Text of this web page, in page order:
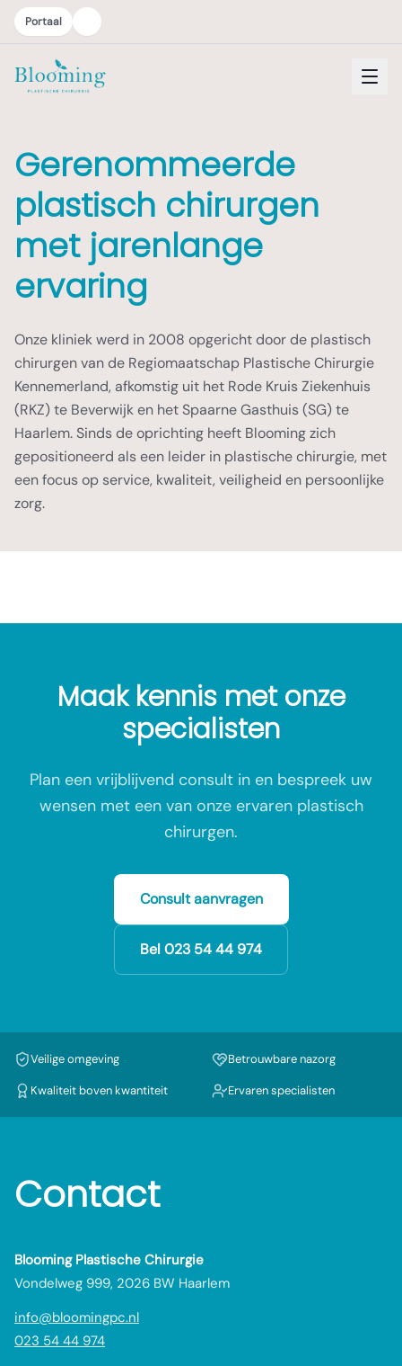
Portaal
Gerenommeerde
plastisch chirurgen
met jarenlange
ervaring
Onze kliniek werd in 2008 opgericht door de plastisch
chirurgen van de Regiomaatschap Plastische Chirurgie
Kennemerland, afkomstig uit het Rode Kruis Ziekenhuis
(RKZ) te Beverwijk en het Spaarne Gasthuis (SG) te
Haarlem. Sinds de oprichting heeft Blooming zich
gepositioneerd als een leider in plastische chirurgie, met
een focus op service, kwaliteit, veiligheid en persoonlijke
zorg.
Maak kennis met onze
specialisten
Plan een vrijblijvend consult in en bespreek uw
wensen met een van onze ervaren plastisch
chirurgen.
Consult aanvragen
Bel023 54 44 974
Veilige omgeving Betrouwbare nazorg
Kwaliteit boven kwantiteit Ervaren specialisten
Contact
Blooming Plastische Chirurgie
Vondelweg 999, 2026 BW Haarlem
info@bloomingpc.nl
023 54 44 974